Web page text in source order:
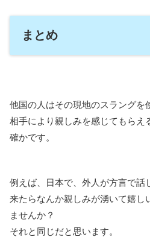
まとめ
他国の人はその現地のスラングを
相手により親しみを感じてもらえ
確かです。
例えば、日本で、外人が方言で話
来たらなんか親しみが湧いて嬉し
ませんか？
それと同じだと思います。